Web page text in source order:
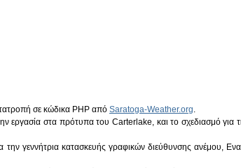
σε κώδικα PHP από Saratoga-Weather.org.
εργασία στα πρότυπα του Carterlake, και το σχεδιασμό για
την γεννήτρια κατασκευής γραφικών διεύθυνσης ανέμου,